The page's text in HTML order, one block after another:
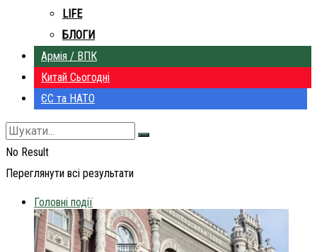
LIFE
БЛОГИ
Армія / ВПК
Китай Сьогодні
ЄС та НАТО
No Result
Переглянути всі результати
Головні події